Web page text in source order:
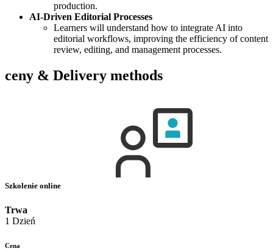
production.
AI-Driven Editorial Processes
Learners will understand how to integrate AI into
editorial workflows, improving the efficiency of content
review, editing, and management processes.
ceny & Delivery methods
Szkolenie online
Trwa
1 Dzień
Cena